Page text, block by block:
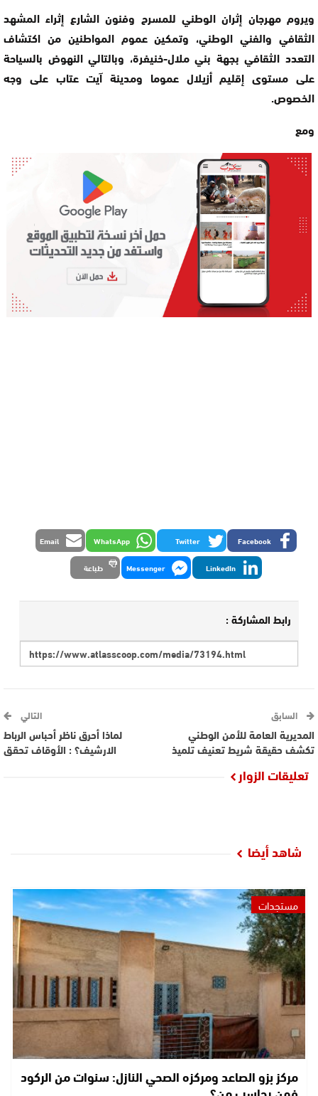
ويروم مهرجان إثران الوطني للمسرح وفنون الشارع إثراء المشهد
الثقافي والفني الوطني، وتمكين عموم المواطنين من اكتشاف
التعدد الثقافي بجهة بني ملال-خنيفرة، وبالتالي النهوض بالسياحة
على مستوى إقليم أزيلال عموما ومدينة آيت عتاب على وجه
الخصوص.
ومع
Facebook
Twitter
WhatsApp
Email
LinkedIn
Messenger طباعة
رابط المشاركة :
السابق
المديرية العامة للأمن الوطني
تكشف حقيقة شريط تعنيف تلميذ
التالي
لماذا أحرق ناظر أحباس الرباط
الارشيف؟ : الأوقاف تحقق
تعليقات الزوار
شاهد أيضا
مستجدات
مركز بزو الصاعد ومركزه الصحي النازل: سنوات من الركود